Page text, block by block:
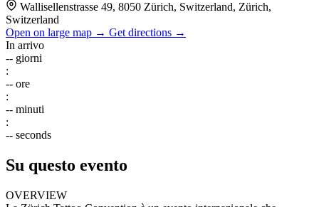
Wallisellenstrasse 49, 8050 Zürich, Switzerland, Zürich,
Switzerland
Open on large map → Get directions →
In arrivo
-- giorni
:
-- ore
:
-- minuti
:
-- seconds
Su questo evento
OVERVIEW